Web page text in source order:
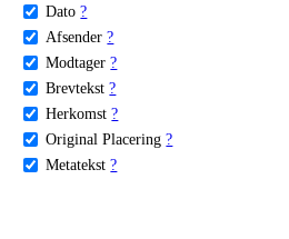
Dato ?
Afsender ?
Modtager ?
Brevtekst ?
Herkomst ?
Original Placering ?
Metatekst ?